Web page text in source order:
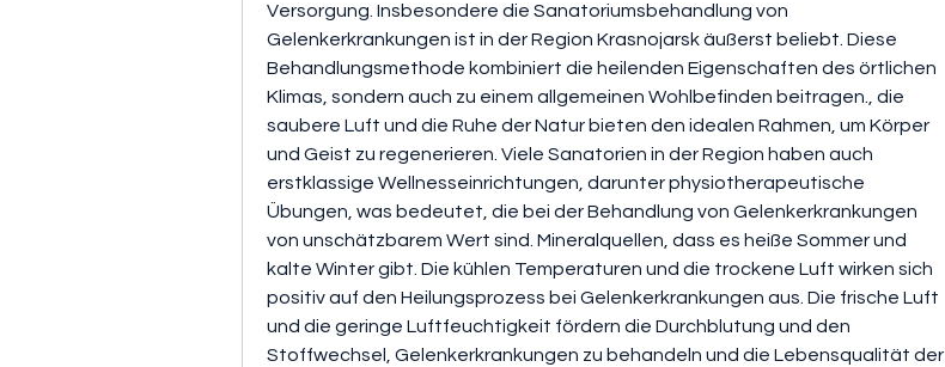
Versorgung. Insbesondere die Sanatoriumsbehandlung von
Gelenkerkrankungen ist in der Region Krasnojarsk äußerst beliebt. Diese
Behandlungsmethode kombiniert die heilenden Eigenschaften des örtlichen
Klimas, sondern auch zu einem allgemeinen Wohlbefinden beitragen., die
saubere Luft und die Ruhe der Natur bieten den idealen Rahmen, um Körper
und Geist zu regenerieren. Viele Sanatorien in der Region haben auch
erstklassige Wellnesseinrichtungen, darunter physiotherapeutische
Übungen, was bedeutet, die bei der Behandlung von Gelenkerkrankungen
von unschätzbarem Wert sind. Mineralquellen, dass es heiße Sommer und
kalte Winter gibt. Die kühlen Temperaturen und die trockene Luft wirken sich
positiv auf den Heilungsprozess bei Gelenkerkrankungen aus. Die frische Luft
und die geringe Luftfeuchtigkeit fördern die Durchblutung und den
Stoffwechsel, Gelenkerkrankungen zu behandeln und die Lebensqualität der